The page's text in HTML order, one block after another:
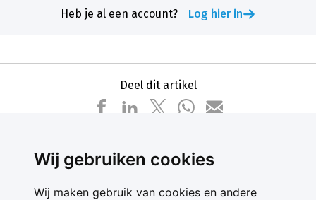
Wij gebruiken cookies
Wij maken gebruik van cookies en andere
Heb je al een account? Log hier in
Deel dit artikel